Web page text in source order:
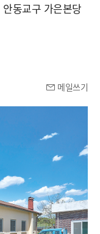
동교구 가은본당
메일쓰기